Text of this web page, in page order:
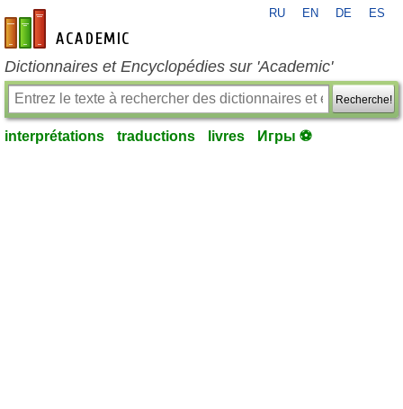
fr-academic.com
RU EN DE ES
Dictionnaires et Encyclopédies sur 'Academic'
Recherche!
interprétations traductions livres Игры ⚽